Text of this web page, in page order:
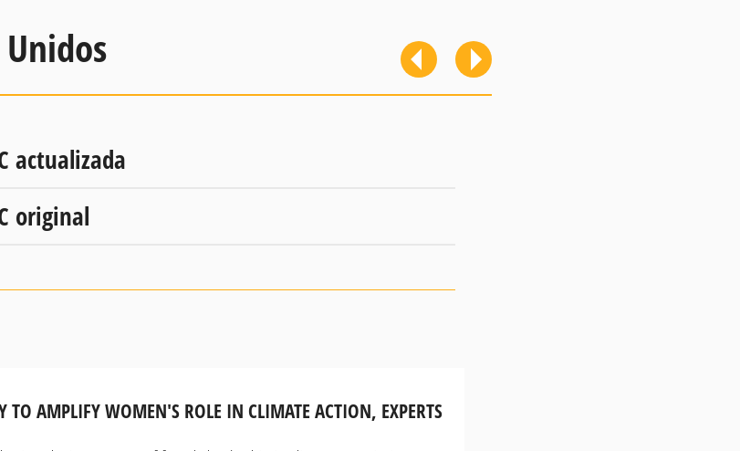
actualizada
original
TO AMPLIFY WOMEN'S ROLE IN CLIMATE ACTION, EXPERTS